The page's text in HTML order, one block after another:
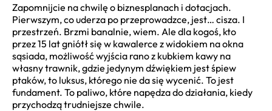
Zapomnijcie na chwilę o biznesplanach i dotacjach.
Pierwszym, co uderza po przeprowadzce, jest… cisza. I
przestrzeń. Brzmi banalnie, wiem. Ale dla kogoś, kto
przez 15 lat gniótł się w kawalerce z widokiem na okna
sąsiada, możliwość wyjścia rano z kubkiem kawy na
własny trawnik, gdzie jedynym dźwiękiem jest śpiew
ptaków, to luksus, którego nie da się wycenić. To jest
fundament. To paliwo, które napędza do działania, kiedy
przychodzą trudniejsze chwile.